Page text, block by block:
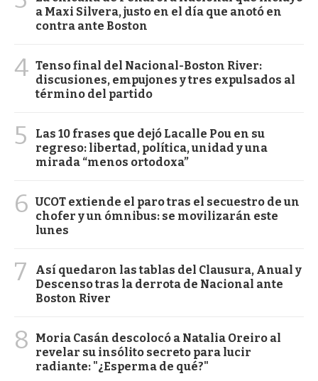
a Maxi Silvera, justo en el día que anotó en
contra ante Boston
4 Tenso final del Nacional-Boston River:
discusiones, empujones y tres expulsados al
término del partido
5
Las 10 frases que dejó Lacalle Pou en su
regreso: libertad, política, unidad y una
mirada “menos ortodoxa”
6 UCOT extiende el paro tras el secuestro de un
chofer y un ómnibus: se movilizarán este
lunes
7
Así quedaron las tablas del Clausura, Anual y
Descenso tras la derrota de Nacional ante
Boston River
8
Moria Casán descolocó a Natalia Oreiro al
revelar su insólito secreto para lucir
radiante: "¿Esperma de qué?"